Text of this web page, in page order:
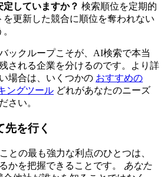
していますか？ 検索順位を定期的
を更新した競合に順位を奪われない
ックループこそが、AI検索で本当
される企業を分けるのです。より詳
場合は、いくつかの おすすめの
ングツール どれがあなたのニーズ
さい。
を行く
との最も強力な利点のひとつは、
かを把握できることです。 あなた